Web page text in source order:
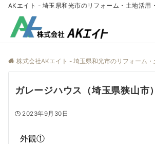
AKエイト - 埼玉県和光市のリフォーム・土地活用
株式会社AKエイト - 埼玉県和光市のリフォーム
ガレージハウス（埼玉県狭山市）
2023年9月30日
外観①